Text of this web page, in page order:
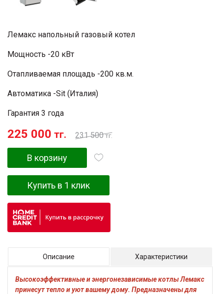
Лемакс напольный газовый котел
Мощность -20 кВт
Отапливаемая площадь -200 кв.м.
Автоматика -Sit (Италия)
Гарантия 3 года
225 000 тг. 231 500тг.
В корзину
Купить в 1 клик
Описание Характеристики
Высокоэффективные и энергонезависимые котлы Лемакс
принесут тепло и уют вашему дому. Предназначены для